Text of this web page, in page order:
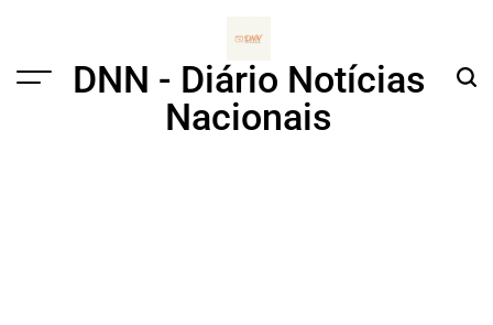
Menu
DNN - Diário Notícias
Nacionais